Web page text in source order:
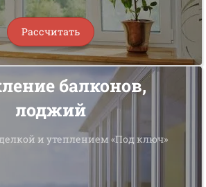
Рассчитать
балконов,
лоджий
и утеплением «Под ключ»